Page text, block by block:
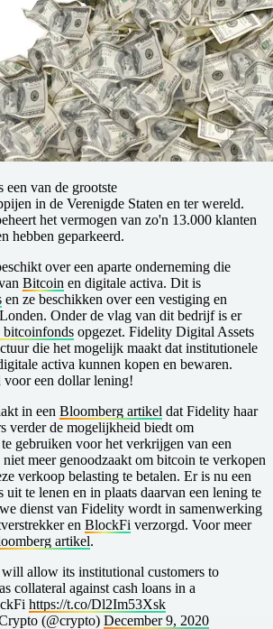
van de grootste
in de Verenigde Staten en ter wereld.
het vermogen van zo'n 13.000 klanten
hebben geparkeerd.
over een aparte onderneming die
Bitcoin en digitale activa. Dit is
en ze beschikken over een vestiging en
Onder de vlag van dit bedrijf is er
opgezet. Fidelity Digital Assets
die het mogelijk maakt dat institutionele
activa kunnen kopen en bewaren.
een dollar lening!
in een Bloomberg artikel dat Fidelity haar
verder de mogelijkheid biedt om
te gebruiken voor het verkrijgen van een
meer genoodzaakt om bitcoin te verkopen
verkoop belasting te betalen. Er is nu een
uit te lenen en in plaats daarvan een lening te
dienst van Fidelity wordt in samenwerking
en BlockFi verzorgd. Voor meer
artikel.
allow its institutional customers to
collateral against cash loans in a
https://t.co/Dl2Im53Xsk
(@crypto) December 9, 2020